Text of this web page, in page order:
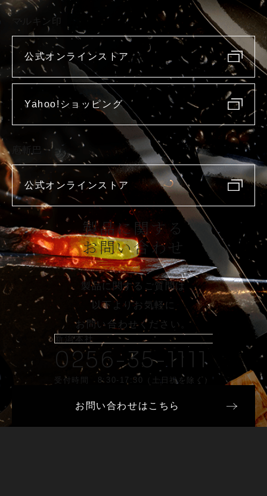
マルキン印
公式オンラインストア
Yahoo!ショッピング
庖斬巴
公式オンラインストア
製品に関する
お問い合わせ
製品に関するご質問は
以下よりお気軽に
お問い合わせください。
新潟本社
0256-35-1111
受付時間 8:30-17:30（土日祝を除く）
お問い合わせはこちら